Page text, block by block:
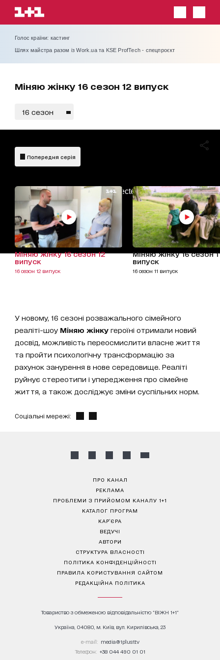
Голос країни: кастинг
Шлях майстра разом із Work.ua та KSE ProfTech - спецпроєкт
Міняю жінку 16 сезон 12 випуск
16 сезон
AdBlockDetected!
Попередня серія
Міняю жінку 16 сезон 12
випуск
16 сезон 12 випуск
Міняю жінку 16 сезон
випуск
16 сезон 11 випуск
У новому, 16 сезоні розважального сімейного
реаліті-шоу Міняю жінку героїні отримали новий
досвід, можливість переосмислити власне життя
та пройти психологічну трансформацію за
рахунок занурення в нове середовище. Реаліті
руйнує стереотипи і упередження про сімейне
життя, а також досліджує зміни суспільних норм.
Соціальні мережі:
ПРО КАНАЛ
РЕКЛАМА
ПРОБЛЕМИ З ПРИЙОМОМ КАНАЛУ 1+1
КАТАЛОГ ПРОГРАМ
КАР’ЄРА
ВЕДУЧІ
АВТОРИ
СТРУКТУРА ВЛАСНОСТІ
ПОЛІТИКА КОНФІДЕНЦІЙНОСТІ
ПРАВИЛА КОРИСТУВАННЯ САЙТОМ
РЕДАКЦІЙНА ПОЛІТИКА
Товариство з обмеженою відповідальністю "ВІЖН 1+1"
Україна, 04080, м. Київ, вул. Кирилівська, 23
е-mail: media@1plus1.tv
Телефон: +38 044 490 01 01